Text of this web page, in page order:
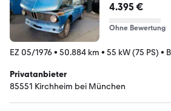
4.395 €
Ohne Bewertung
EZ 05/1976• 50.884 km • 55 kW (75 PS) •
Privatanbieter
85551 Kirchheim bei München